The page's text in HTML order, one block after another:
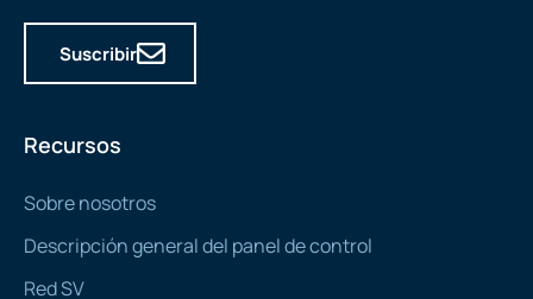
Recursos
Sobre nosotros
Descripción general del panel de control
Red SV
Suscribir